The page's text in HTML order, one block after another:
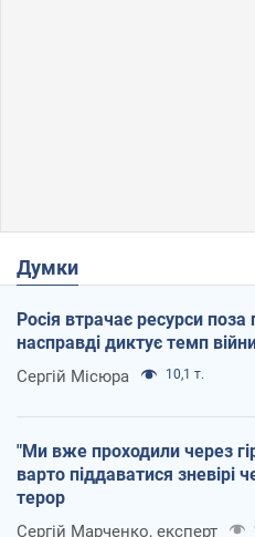
Думки
Росія втрачає ресурси
насправді диктує темп
Сергій Місюра 10,1 т.
"Ми вже проходили через
варто піддаватися зневірі
терор
Сергій Марченко, експерт